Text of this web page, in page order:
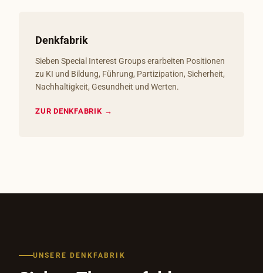
Denkfabrik
Sieben Special Interest Groups erarbeiten Positionen
zu KI und Bildung, Führung, Partizipation, Sicherheit,
Nachhaltigkeit, Gesundheit und Werten.
ZUR DENKFABRIK →
UNSERE DENKFABRIK